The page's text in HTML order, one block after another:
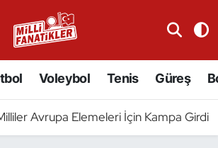
Voleybol Tenis Güreş
Avrupa Elemeleri İçin Kampa Girdi